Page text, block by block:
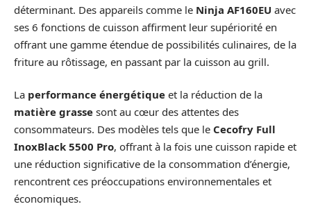
déterminant. Des appareils comme le Ninja ‎AF160EU avec
ses 6 fonctions de cuisson affirment leur supériorité en
offrant une gamme étendue de possibilités culinaires, de la
friture au rôtissage, en passant par la cuisson au grill.
La performance énergétique et la réduction de la
matière grasse sont au cœur des attentes des
consommateurs. Des modèles tels que le Cecofry Full
InoxBlack 5500 Pro, offrant à la fois une cuisson rapide et
une réduction significative de la consommation d’énergie,
rencontrent ces préoccupations environnementales et
économiques.